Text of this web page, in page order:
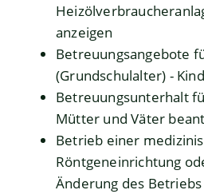
anzeigen
Betreuungsangebote
(Grundschulalter) -
Betreuungsunterhalt
Mütter und Väter
Betrieb einer
Röntgeneinrichtung
Änderung des